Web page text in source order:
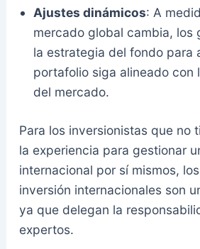
Ajustes dinámicos: A
mercado global cambia, los
la estrategia del fondo para
portafolio siga alineado con
del mercado.
Para los inversionistas que no
la experiencia para gestionar
internacional por sí mismos,
inversión internacionales son
ya que delegan la
expertos.